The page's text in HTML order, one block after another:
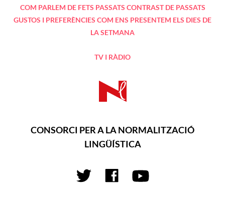
COM PARLEM DE FETS PASSATS CONTRAST DE PASSATS
GUSTOS I PREFERÈNCIES COM ENS PRESENTEM ELS DIES DE
LA SETMANA
TV I RÀDIO
CONSORCI PER A LA NORMALITZACIÓ
LINGÜÍSTICA